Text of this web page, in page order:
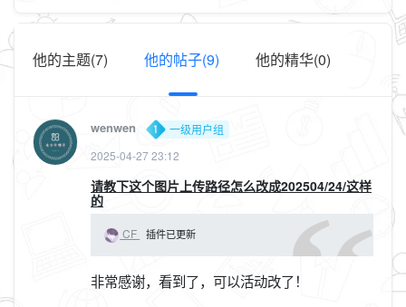
他的主题(7) 他的帖子(9) 他的精华(0)
wenwen
一级用户组
2025-04-27 23:12
请教下这个图片上传路径怎么改成202504/24/这样
的
CF 插件已更新
非常感谢，看到了，可以活动改了！